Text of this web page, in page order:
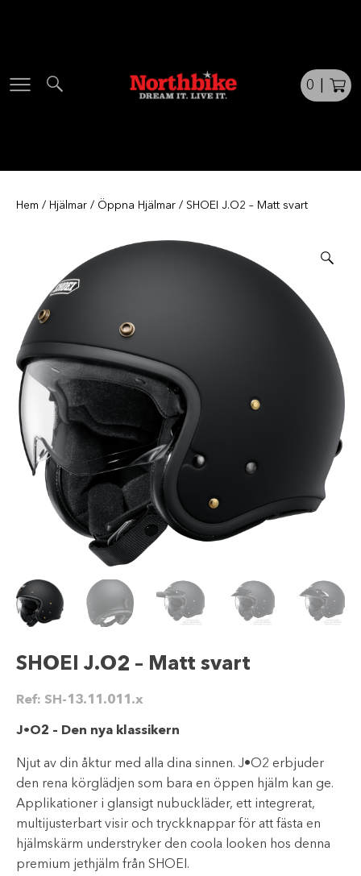
0
Hem / Hjälmar / Öppna Hjälmar / SHOEI J.O2 – Matt svart
SHOEI J.O2 – Matt svart
Ref: SH-13.11.011.x
J•O2 – Den nya klassikern
Njut av din åktur med alla dina sinnen. J•O2 erbjuder
den rena körglädjen som bara en öppen hjälm kan ge.
Applikationer i glansigt nubuckläder, ett integrerat,
multijusterbart visir och tryckknappar för att fästa en
hjälmskärm understryker den coola looken hos denna
premium jethjälm från SHOEI.